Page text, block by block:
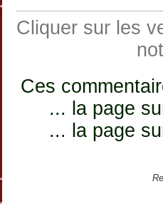
Cliquer sur les
Ces
... la page
... la page